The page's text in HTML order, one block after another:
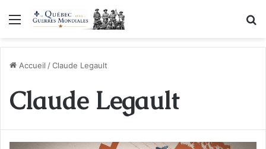
Menu
Accueil /Claude Legault
Claude Legault